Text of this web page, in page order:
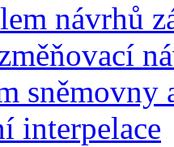
návrhů
interpelace